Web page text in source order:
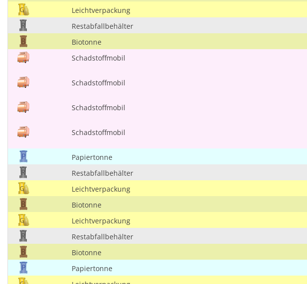
Leichtverpackung
Restabfallbehälter
Biotonne
Schadstoffmobil
Schadstoffmobil
Schadstoffmobil
Schadstoffmobil
Papiertonne
Restabfallbehälter
Leichtverpackung
Biotonne
Leichtverpackung
Restabfallbehälter
Biotonne
Papiertonne